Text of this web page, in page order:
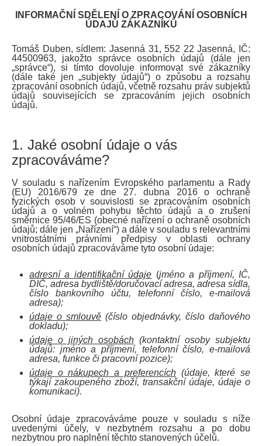
INFORMAČNÍ SDĚLENÍ O ZPRACOVÁNÍ OSOBNÍCH
ÚDAJŮ ZÁKAZNÍKŮ
Tomáš Duben, sídlem: Jasenná 31, 552 22 Jasenná, IČ:
44500963, jakožto správce osobních údajů (dále jen
„správce“), si tímto dovoluje informovat své zákazníky
(dále také jen „subjekty údajů“) o způsobu a rozsahu
zpracování osobních údajů, včetně rozsahu práv subjektů
údajů souvisejících se zpracováním jejich osobních
údajů.
1. Jaké osobní údaje o vás
zpracováváme?
V souladu s nařízením Evropského parlamentu a Rady
(EU) 2016/679 ze dne 27. dubna 2016 o ochraně
fyzických osob v souvislosti se zpracováním osobních
údajů a o volném pohybu těchto údajů a o zrušení
směrnice 95/46/ES (obecné nařízení o ochraně osobních
údajů; dále jen „Nařízení“) a dále v souladu s relevantními
vnitrostátními právními předpisy v oblasti ochrany
osobních údajů zpracováváme tyto osobní údaje:
adresní a identifikační údaje (jméno a příjmení, IČ,
DIČ, adresa bydliště/doručovací adresa, adresa sídla,
číslo bankovního účtu, telefonní číslo, e-mailová
adresa);
údaje o smlouvě (číslo objednávky, číslo daňového
dokladu);
údaje o jiných osobách (kontaktní osoby subjektu
údajů: jméno a příjmení, telefonní číslo, e-mailová
adresa, funkce či pracovní pozice);
údaje o nákupech a preferencích(údaje, které se
týkají zakoupeného zboží, transakční údaje, údaje o
komunikaci).
Osobní údaje zpracováváme pouze v souladu s níže
uvedenými účely, v nezbytném rozsahu a po dobu
nezbytnou pro naplnění těchto stanovených účelů.